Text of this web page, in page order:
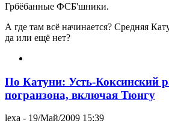
Грбёбанные ФСБ'шники.
А где там всё начинается? Средняя
да или ещё нет?
По Катуни: Усть-Коксинский
погранзона, включая Тюнгу
lexa - 19/Май/2009 15:39